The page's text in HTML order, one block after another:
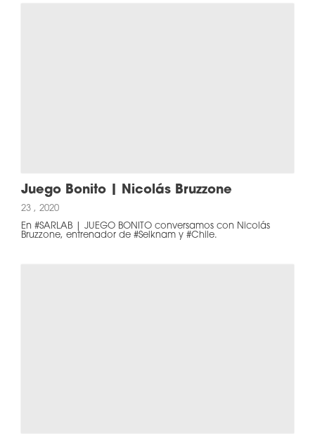
Juego Bonito | Nicolás Bruzzone
23 , 2020
En #SARLAB | JUEGO BONITO conversamos con Nicolás
Bruzzone, entrenador de #Selknam y #Chile.